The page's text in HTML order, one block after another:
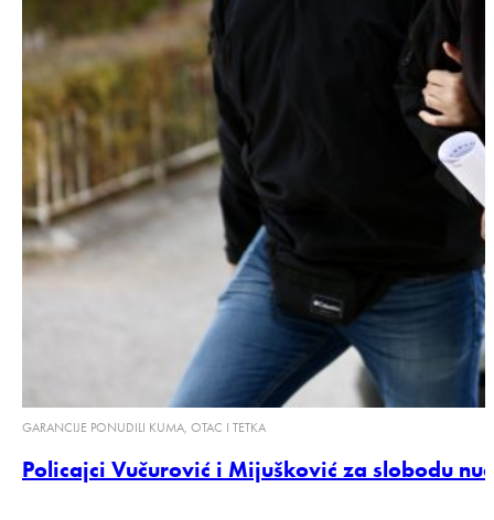
GARANCIJE PONUDILI KUMA, OTAC I TETKA
Policajci Vučurović i Mijušković za slobodu